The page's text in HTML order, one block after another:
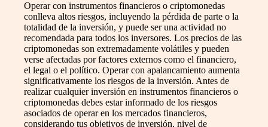
Operar con instrumentos financieros o criptomonedas
conlleva altos riesgos, incluyendo la pérdida de parte o la
totalidad de la inversión, y puede ser una actividad no
recomendada para todos los inversores. Los precios de las
criptomonedas son extremadamente volátiles y pueden
verse afectadas por factores externos como el financiero,
el legal o el político. Operar con apalancamiento aumenta
significativamente los riesgos de la inversión. Antes de
realizar cualquier inversión en instrumentos financieros o
criptomonedas debes estar informado de los riesgos
asociados de operar en los mercados financieros,
considerando tus objetivos de inversión, nivel de